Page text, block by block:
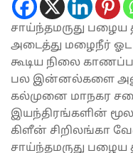
சாய்ந்தமருது பழைய
அடைத்து மழைநீர் ஓட
கூடிய நிலை
பல இன்னல்களை
கல்முனை மாநகர
இயந்திரங்களின்
கிளீன் சிறிலங்கா
சாய்ந்தமருது